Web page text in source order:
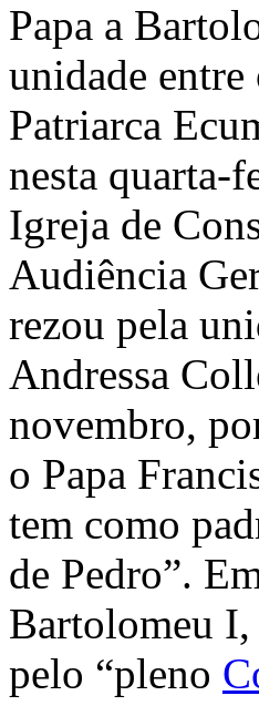
Papa a
unidade entre
Patriarca
nesta quarta-
Igreja de
Audiência
rezou pela
Andressa
novembro,
o Papa
tem como
de Pedro”.
Bartolomeu
pelo “pleno